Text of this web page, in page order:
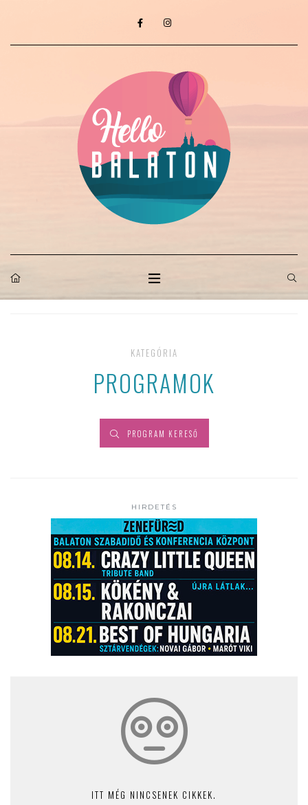
KATEGÓRIA
PROGRAMOK
PROGRAM KERESŐ
HIRDETÉS
ITT MÉG NINCSENEK CIKKEK.